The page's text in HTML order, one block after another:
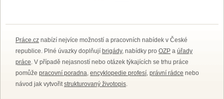
Práce.cz nabízí nejvíce možností a pracovních nabídek v České
republice. Plné úvazky doplňují brigády, nabídky pro OZP a úřady
práce. V případě nejasností nebo otázek týkajících se trhu práce
pomůže pracovní poradna, encyklopedie profesí, právní rádce nebo
návod jak vytvořitstrukturovaný životopis.